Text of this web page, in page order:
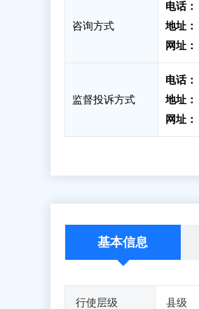
咨询方式
电话：
地址：
网址：
监督投诉方式
电话：
地址：
网址：
基本信息
行使层级 县级